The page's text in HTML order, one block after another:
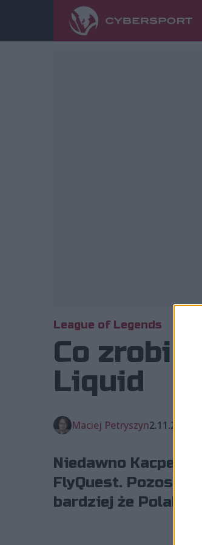
League of Legends
Co zrobi
Liquid
Maciej Petryszyn2.11.2025,
Niedawno Kacper
FlyQuest.
bardziej że Polak